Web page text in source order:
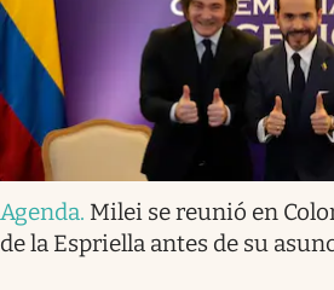
Agenda. Milei se reunió en
de la Espriella antes de su